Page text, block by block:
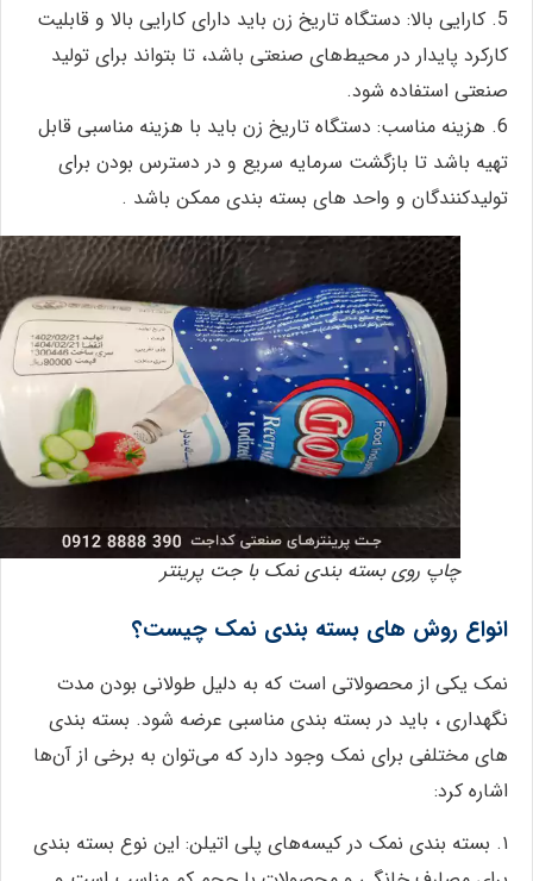
5. کارایی بالا: دستگاه تاریخ زن باید دارای کارایی بالا و قابلیت
کارکرد پایدار در محیط‌های صنعتی باشد، تا بتواند برای تولید
صنعتی استفاده شود.
6. هزینه مناسب: دستگاه تاریخ زن باید با هزینه مناسبی قابل
تهیه باشد تا بازگشت سرمایه سریع و در دسترس بودن برای
تولیدکنندگان و واحد های بسته بندی ممکن باشد .
چاپ روی بسته بندی نمک با جت پرینتر
انواع روش های بسته بندی نمک چیست؟
نمک یکی از محصولاتی است که به دلیل طولانی بودن مدت
نگهداری ، باید در بسته بندی مناسبی عرضه شود. بسته بندی
های مختلفی برای نمک وجود دارد که می‌توان به برخی از آن‌ها
اشاره کرد:
۱. بسته بندی نمک در کیسه‌های پلی اتیلن: این نوع بسته بندی